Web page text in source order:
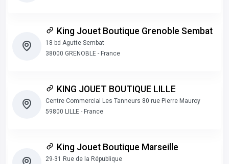
King Jouet Boutique Grenoble Sembat
18 bd Agutte Sembat
38000 GRENOBLE - France
KING JOUET BOUTIQUE LILLE
Centre Commercial Les Tanneurs 80 rue Pierre Mauroy
59800 LILLE - France
King Jouet Boutique Marseille
29-31 Rue de la République